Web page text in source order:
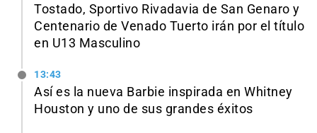
Tostado, Sportivo Rivadavia de San Genaro y
Centenario de Venado Tuerto irán por el título
en U13 Masculino
13:43
Así es la nueva Barbie inspirada en Whitney
Houston y uno de sus grandes éxitos